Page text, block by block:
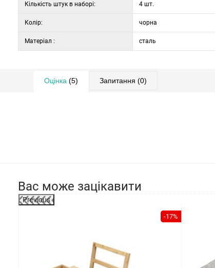
Кількість штук в наборі: 4 шт.
Колір: чорна
Матеріал : сталь
Оцінка (5) Запитання (0)
Вас може зацікавити
Previous
-17%